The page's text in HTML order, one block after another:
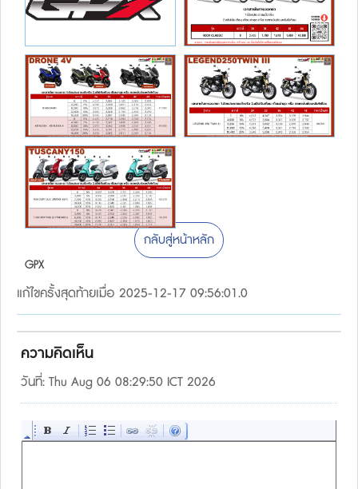
กลับสู่หน้าหลัก
GPX
แก้ไขครั้งสุดท้ายเมื่อ 2025-12-17 09:56:01.0
ความคิดเห็น
วันที่: Thu Aug 06 08:29:50 ICT 2026